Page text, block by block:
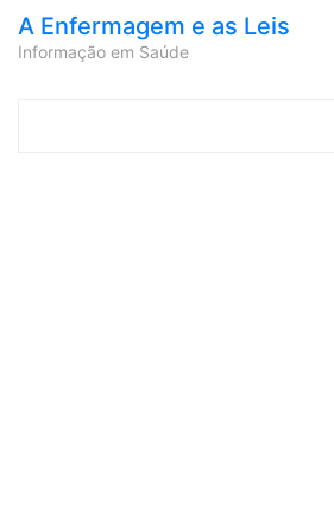
A Enfermagem e as Leis
Informação em Saúde